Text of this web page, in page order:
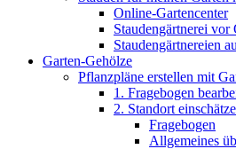
Online-Gartencenter
Staudengärtnerei vor
Staudengärtnereien
Garten-Gehölze
Pflanzpläne erstellen mit
1. Fragebogen
2. Standort
Fragebogen
Allgemeines